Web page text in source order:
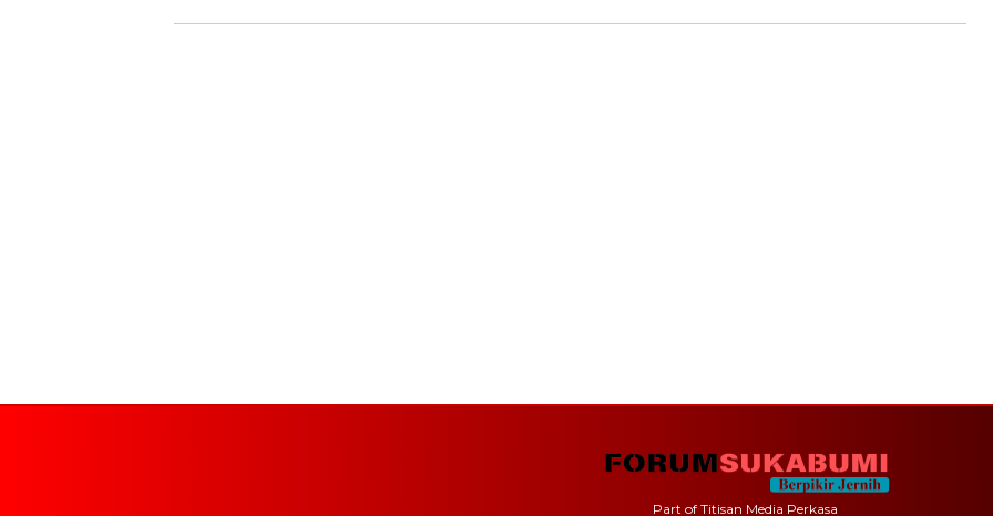
Part of Titisan Media Perkasa